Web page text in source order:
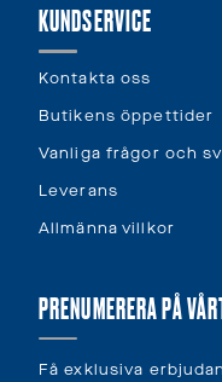
KUNDSERVICE
Kontakta oss
Butikens öppettider
Vanliga frågor och
Leverans
Allmänna villkor
PRENUMERERA PÅ
Få exklusiva